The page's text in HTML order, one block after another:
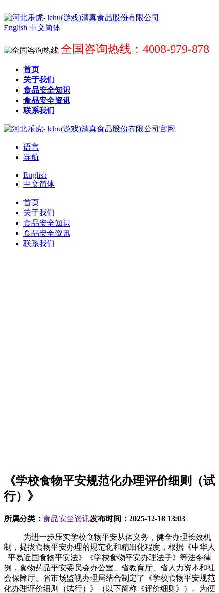
English 中文简体
全国咨询热线：4008-979-878
首页
关于我们
食品安全知识
食品安全资讯
联系我们
语言
导航
English
中文简体
首页
关于我们
食品安全知识
食品安全资讯
联系我们
《学校食物平安规范化办理评价细则（试
行）》
所属分类： 食品安全资讯发布时间： 2025-12-18 13:03
为进一步压实学校食物平安从体义务，健全办理长效机
制，提拔食物平安办理的规范化和精细化程度，根据《中华人
平易近国食物平安法》《学校食物平安办理法子》等法令律
例，食物药品平安委员会办公室、省教育厅、省人力资本和社
会保障厅、省市场监视办理局结合制定了《学校食物平安规范
化办理评价细则（试行）》（以下简称《评价细则》）。为便